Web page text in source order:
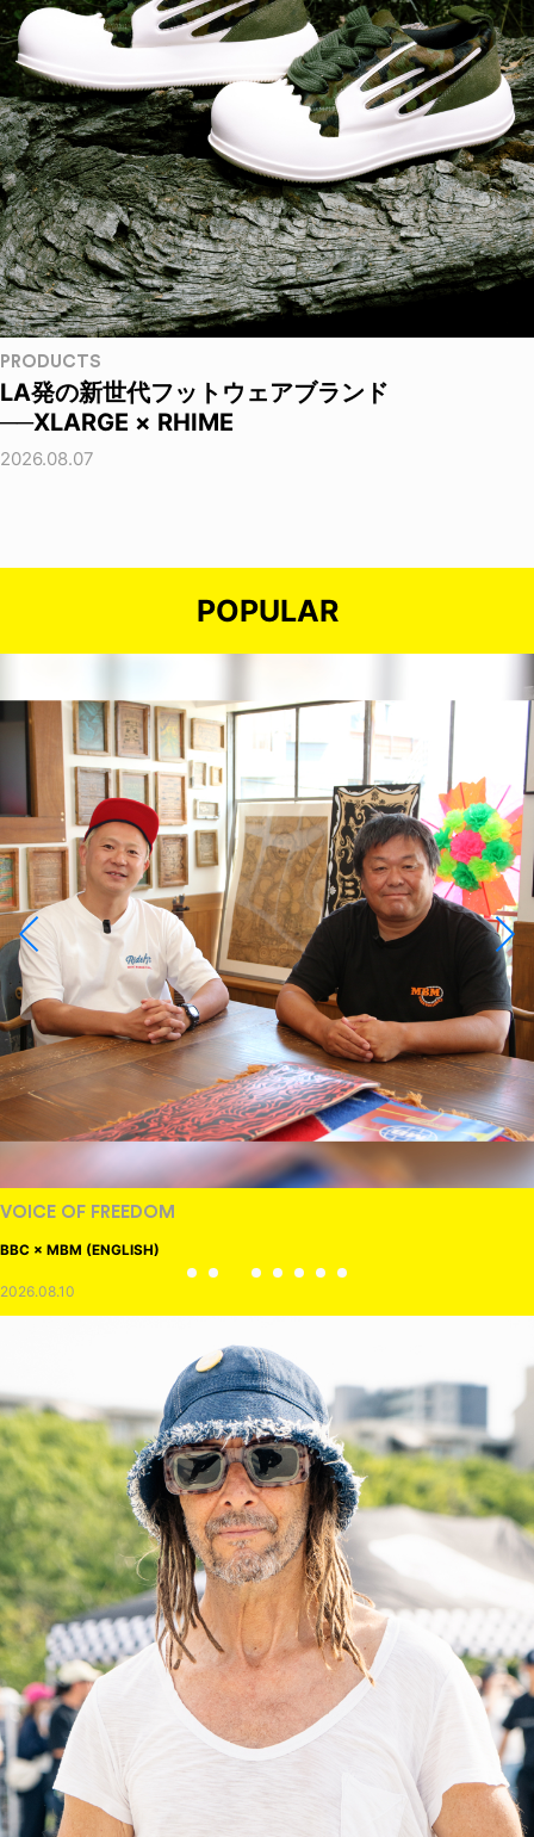
PRODUCTS
LA発の新世代フットウェアブランド
──XLARGE × RHIME
2026.08.07
POPULAR
VOICE OF FREEDOM
BBC × MBM (ENGLISH)
2026.08.10